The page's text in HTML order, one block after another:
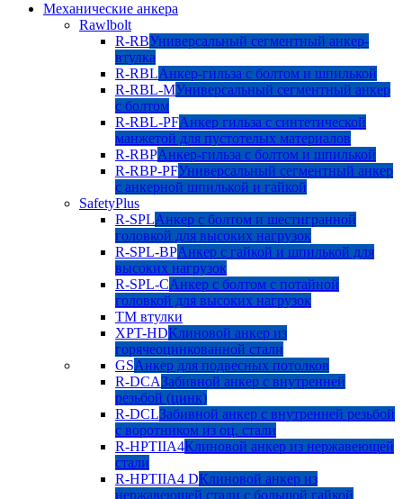
Механические анкера
Rawlbolt
R-RBУниверсальный сегментный анкер-
втулка
R-RBLАнкер-гильза с болтом и шпилькой
R-RBL-MУниверсальный сегментный анкер
с болтом
R-RBL-PFАнкер гильза с синтетической
манжетой для пустотелых материалов
R-RBPАнкер-гильза с болтом и шпилькой
R-RBP-PFУниверсальный сегментный анкер
с анкерной шпилькой и гайкой
SafetyPlus
R-SPLАнкер с болтом и шестигранной
головкой для высоких нагрузок
R-SPL-BPАнкер с гайкой и шпилькой для
высоких нагрузок
R-SPL-CАнкер с болтом с потайной
головкой для высоких нагрузок
TM втулки
XPT-HDКлиновой анкер из
горячеоцинкованной стали
GSАнкер для подвесных потолков
R-DCAЗабивной анкер с внутренней
резьбой (цинк)
R-DCLЗабивной анкер с внутренней резьбой
с воротником из оц. стали
R-HPTIIA4Клиновой анкер из нержавеющей
стали
R-HPTIIA4 DКлиновой анкер из
нержавеющей стали с большой гайкой